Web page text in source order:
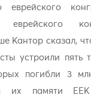
еврейского
еврейского
Кантор сказал,
устроили пять
погибли 3
их памяти